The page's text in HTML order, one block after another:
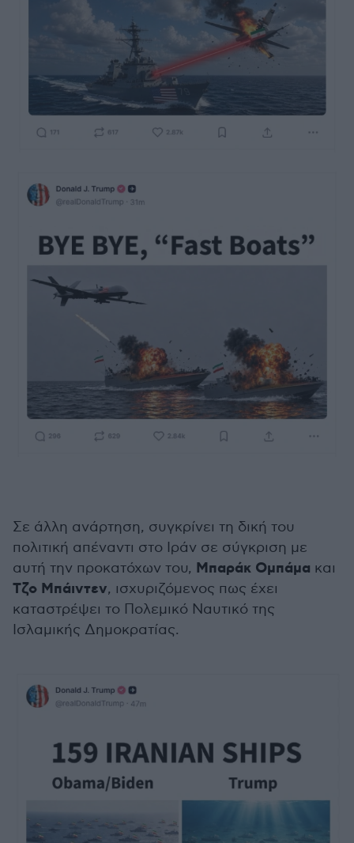
Σε άλλη ανάρτηση, συγκρίνει τη δική του
πολιτική απέναντι στο Ιράν σε σύγκριση με
αυτή την προκατόχων του, Μπαράκ Ομπάμα και
Τζο Μπάιντεν, ισχυριζόμενος πως έχει
καταστρέψει το Πολεμικό Ναυτικό της
Ισλαμικής Δημοκρατίας.